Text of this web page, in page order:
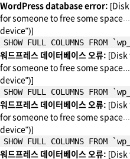
WordPress database error:
for someone to free some
device")]
SHOW FULL COLUMNS FROM
워드프레스 데이터베이스 오류:
for someone to free some
device")]
SHOW FULL COLUMNS
워드프레스 데이터베이스 오류:
for someone to free some
device")]
SHOW FULL COLUMNS
워드프레스 데이터베이스 오류: